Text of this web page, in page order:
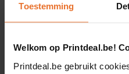
Toestemming
Welkom op Printdeal.be!
Printdeal.be gebruikt